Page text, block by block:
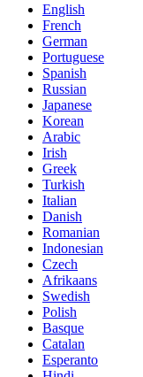
English
French
German
Portuguese
Spanish
Russian
Japanese
Korean
Arabic
Irish
Greek
Turkish
Italian
Danish
Romanian
Indonesian
Czech
Afrikaans
Swedish
Polish
Basque
Catalan
Esperanto